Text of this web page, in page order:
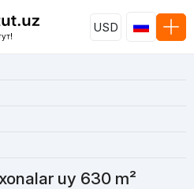
USD
uy 630 m²